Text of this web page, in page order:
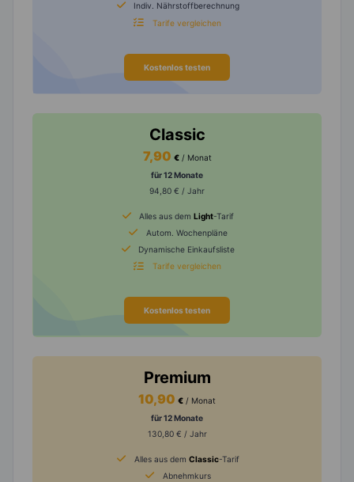
Indiv. Nährstoffberechnung
Tarife vergleichen
Kostenlos testen
Classic
7,90 € / Monat
für 12 Monate
94,80 € / Jahr
Alles aus dem Light-Tarif
Autom. Wochenpläne
Dynamische Einkaufsliste
Tarife vergleichen
Kostenlos testen
Premium
10,90 € / Monat
für 12 Monate
130,80 € / Jahr
Alles aus dem Classic-Tarif
Abnehmkurs